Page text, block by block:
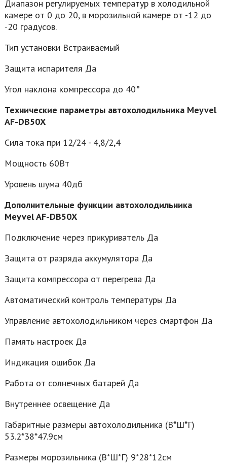
Диапазон регулируемых температур в холодильной
камере от 0 до 20, в морозильной камере от -12 до
-20 градусов.
Тип установки Встраиваемый
Защита испарителя Да
Угол наклона компрессора до 40°
Технические параметры автохолодильника Meyvel
AF-DB50X
Сила тока при 12/24 - 4,8/2,4
Мощность 60Вт
Уровень шума 40дб
Дополнительные функции автохолодильника
Meyvel AF-DB50X
Подключение через прикуриватель Да
Защита от разряда аккумулятора Да
Защита компрессора от перегрева Да
Автоматический контроль температуры Да
Управление автохолодильником через смартфон Да
Память настроек Да
Индикация ошибок Да
Работа от солнечных батарей Да
Внутреннее освещение Да
Габаритные размеры автохолодильника (В*Ш*Г)
53.2*38*47.9см
Размеры морозильника (В*Ш*Г) 9*28*12см